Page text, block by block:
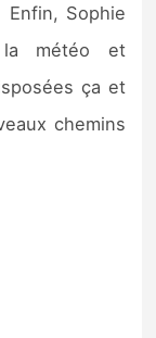
Sophie
météo et
ça et
chemins